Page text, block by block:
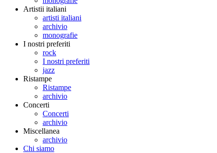
Artistii italiani
artisti italiani
archivio
monografie
I nostri preferiti
rock
I nostri preferiti
jazz
Ristampe
Ristampe
archivio
Concerti
Concerti
archivio
Miscellanea
archivio
Chi siamo